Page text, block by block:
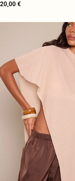
20,00 €